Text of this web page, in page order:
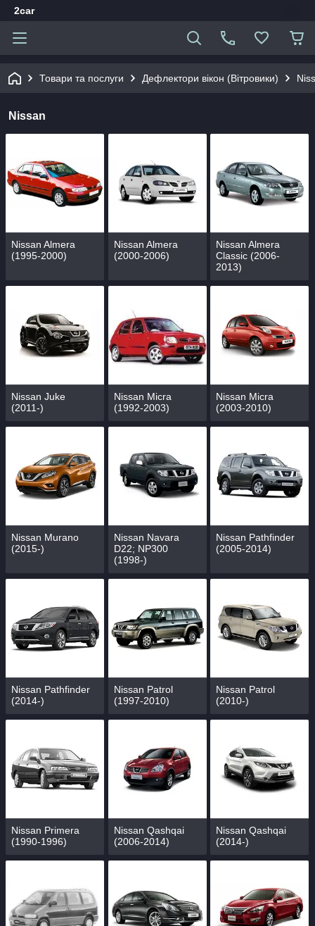
2car
Товари та послуги Дефлектори вікон (Вітровики)
Nissan
Nissan Almera
(1995-2000)
Nissan Almera
(2000-2006)
Nissan Almera
Classic (2006-
2013)
Nissan Juke
(2011-)
Nissan Micra
(1992-2003)
Nissan Micra
(2003-2010)
Nissan Murano
(2015-)
Nissan Navara
D22; NP300
(1998-)
Nissan Pathfinder
(2005-2014)
Nissan Pathfinder
(2014-)
Nissan Patrol
(1997-2010)
Nissan Patrol
(2010-)
Nissan Primera
(1990-1996)
Nissan Qashqai
(2006-2014)
Nissan Qashqai
(2014-)